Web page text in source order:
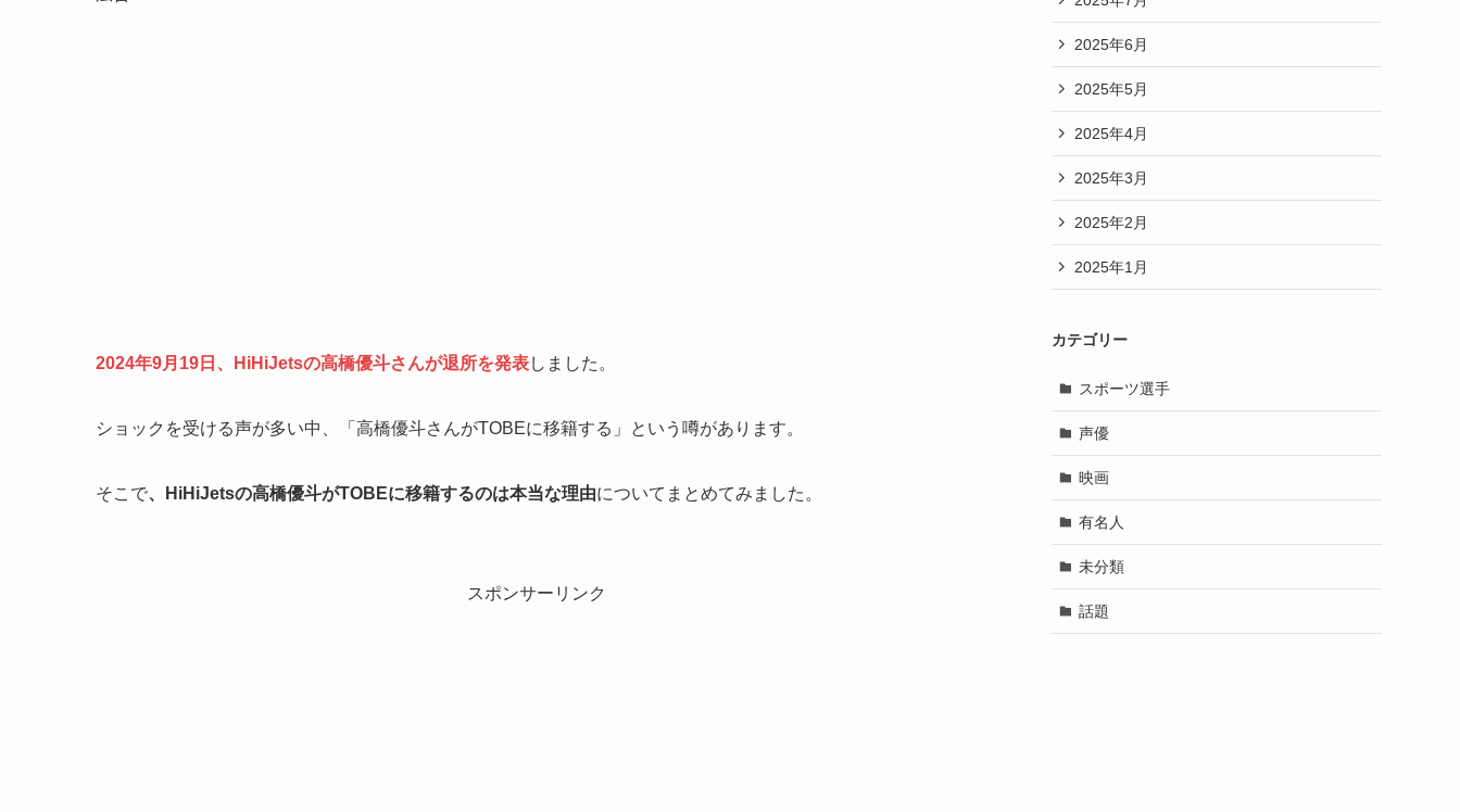
2024年9月19日、HiHiJetsの高橋優斗さんが退所を発表しました。
ショックを受ける声が多い中、「高橋優斗さんがTOBEに移籍する」という噂があります。
そこで、HiHiJetsの高橋優斗がTOBEに移籍するのは本当な理由についてまとめてみました。
スポンサーリンク
2025年6月
2025年5月
2025年4月
2025年3月
2025年2月
2025年1月
カテゴリー
スポーツ選手
声優
映画
有名人
未分類
話題